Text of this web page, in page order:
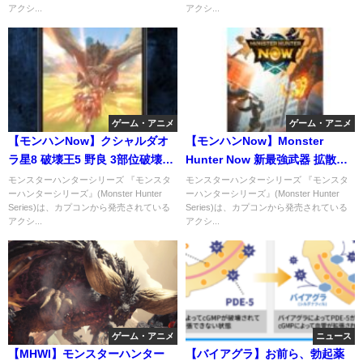
アクシ...
アクシ...
ゲーム・アニメ
【モンハンNow】クシャルダオ
ラ星8 破壊王5 野良 3部位破壊
【無課金】
モンスターハンターシリーズ 『モンスタ
ーハンターシリーズ』(Monster Hunter
Series)は、カプコンから発売されている
アクシ...
ゲーム・アニメ
【モンハンNow】Monster
Hunter Now 新最強武器 拡散リ
オレイア亜種龍弓装備
モンスターハンターシリーズ 『モンスタ
ーハンターシリーズ』(Monster Hunter
Series)は、カプコンから発売されている
アクシ...
ゲーム・アニメ
【MHWI】モンスターハンター
ニュース
【バイアグラ】お前ら、勃起薬